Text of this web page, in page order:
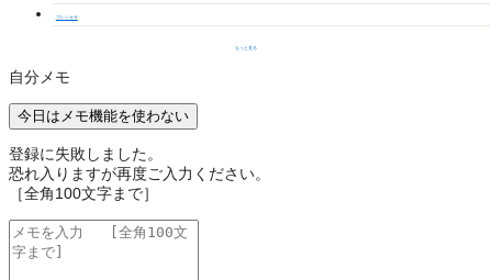
プレシオサ
もっと見る
自分メモ
今日はメモ機能を使わない
登録に失敗しました。
恐れ入りますが再度ご入力ください。
［全角100文字まで］